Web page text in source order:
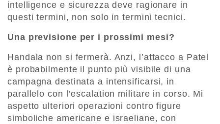
intelligence e sicurezza deve ragionare in
questi termini, non solo in termini tecnici.
Una previsione per i prossimi mesi?
Handala non si fermerà. Anzi, l’attacco a Patel
è probabilmente il punto più visibile di una
campagna destinata a intensificarsi, in
parallelo con l’escalation militare in corso. Mi
aspetto ulteriori operazioni contro figure
simboliche americane e israeliane, con